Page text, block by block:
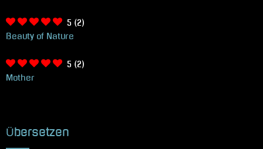
5 (2)
Beauty of Nature
5 (2)
Mother
Übersetzen